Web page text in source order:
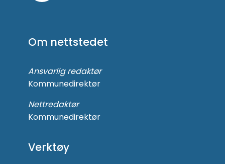
Facebook
Om nettstedet
Ansvarlig redaktør
Kommunedirektør
Nettredaktør
Kommunedirektør
Verktøy